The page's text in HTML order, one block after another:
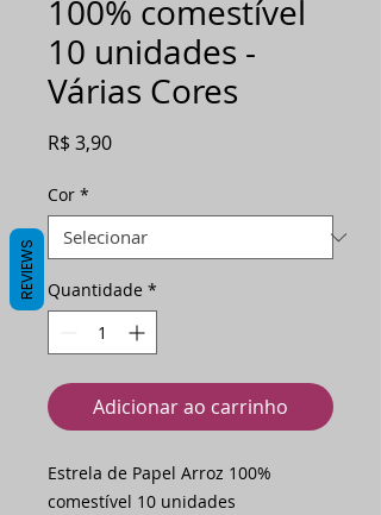
100% comestível
10 unidades -
Várias Cores
R$ 3,90Preço
Cor *
Quantidade *
Adicionar ao carrinho
Estrela de Papel Arroz 100%
comestível 10 unidades
REVIEWS